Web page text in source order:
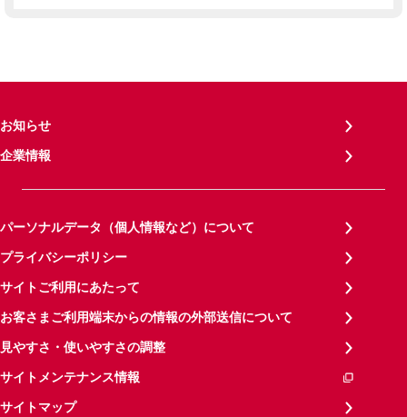
お知らせ
企業情報
パーソナルデータ（個人情報など）について
プライバシーポリシー
サイトご利用にあたって
お客さまご利用端末からの情報の外部送信について
見やすさ・使いやすさの調整
サイトメンテナンス情報
サイトマップ